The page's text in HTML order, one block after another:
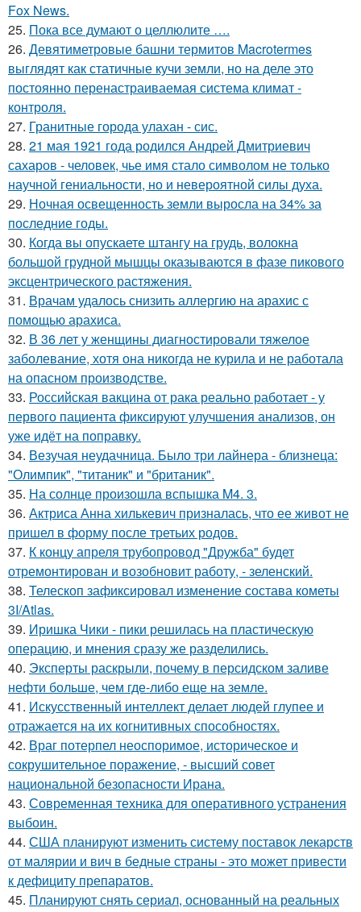
Fox News.
25. Пока все думают о целлюлите ….
26. Девятиметровые башни термитов Macrotermes
выглядят как статичные кучи земли, но на деле это
постоянно перенастраиваемая система климат -
контроля.
27. Гранитные города улахан - сис.
28. 21 мая 1921 года родился Андрей Дмитриевич
сахаров - человек, чье имя стало символом не только
научной гениальности, но и невероятной силы духа.
29. Ночная освещенность земли выросла на 34% за
последние годы.
30. Когда вы опускаете штангу на грудь, волокна
большой грудной мышцы оказываются в фазе пикового
эксцентрического растяжения.
31. Врачам удалось снизить аллергию на арахис с
помощью арахиса.
32. В 36 лет у женщины диагностировали тяжелое
заболевание, хотя она никогда не курила и не работала
на опасном производстве.
33. Российская вакцина от рака реально работает - у
первого пациента фиксируют улучшения анализов, он
уже идёт на поправку.
34. Везучая неудачница. Было три лайнера - близнеца:
"Олимпик", "титаник" и "британик".
35. На солнце произошла вспышка M4. 3.
36. Актриса Анна хилькевич призналась, что ее живот не
пришел в форму после третьих родов.
37. К концу апреля трубопровод "Дружба" будет
отремонтирован и возобновит работу, - зеленский.
38. Телескоп зафиксировал изменение состава кометы
3I/Atlas.
39. Иришка Чики - пики решилась на пластическую
операцию, и мнения сразу же разделились.
40. Эксперты раскрыли, почему в персидском заливе
нефти больше, чем где-либо еще на земле.
41. Искусственный интеллект делает людей глупее и
отражается на их когнитивных способностях.
42. Враг потерпел неоспоримое, историческое и
сокрушительное поражение, - высший совет
национальной безопасности Ирана.
43. Современная техника для оперативного устранения
выбоин.
44. США планируют изменить систему поставок лекарств
от малярии и вич в бедные страны - это может привести
к дефициту препаратов.
45. Планируют снять сериал, основанный на реальных